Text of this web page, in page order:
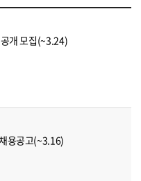
개 모집(~3.24)
용공고(~3.16)